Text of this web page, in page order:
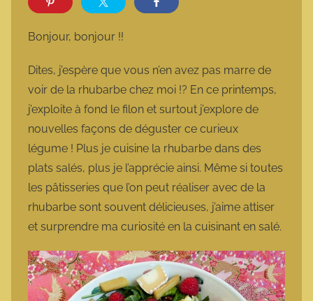
r
o
t
t
e
Bonjour, bonjour !!
Dites, j’espère que vous n’en avez pas marre de
voir de la rhubarbe chez moi !? En ce printemps,
j’exploite à fond le filon et surtout j’explore de
nouvelles façons de déguster ce curieux
légume ! Plus je cuisine la rhubarbe dans des
plats salés, plus je l’apprécie ainsi. Même si toutes
les pâtisseries que l’on peut réaliser avec de la
rhubarbe sont souvent délicieuses, j’aime attiser
et surprendre ma curiosité en la cuisinant en salé.